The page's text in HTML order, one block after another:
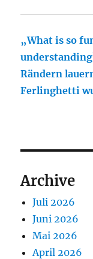
„What is so
Rändern
Ferlinghetti
Archive
Juli 2026
Juni 2026
Mai 2026
April 2026